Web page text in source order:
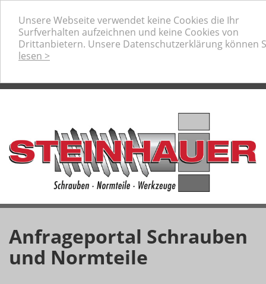
Unsere Webseite verwendet keine Cookies die Ihr
Surfverhalten aufzeichnen und keine Cookies von
Drittanbietern. Unsere Datenschutzerklärung können
lesen >
und Werkzeuge
Telefon:+49 (0) 80 31 / 22073-0
Anfrage-Warenkorb
Anfrageportal Schrauben
und Normteile